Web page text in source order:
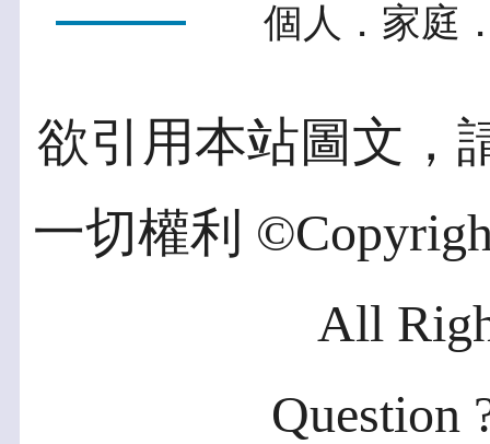
個人．家庭
欲引用本站圖文，
一切權利
All
Question